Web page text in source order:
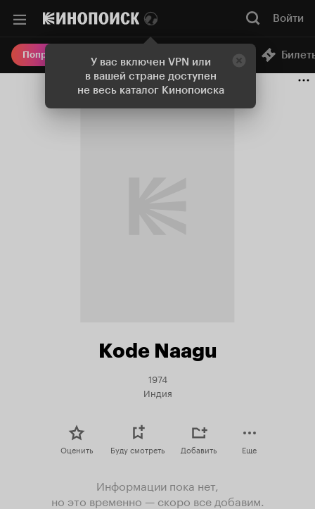
У вас включен VPN или
в вашей стране доступен
не весь каталог Кинопоиска
Войти
Попробовать Плюс Онлайн-кинотеатр
Kode Naagu
1974
Индия
Оценить Буду смотреть Добавить Еще
Информации пока нет,
но это временно — скоро все добавим.